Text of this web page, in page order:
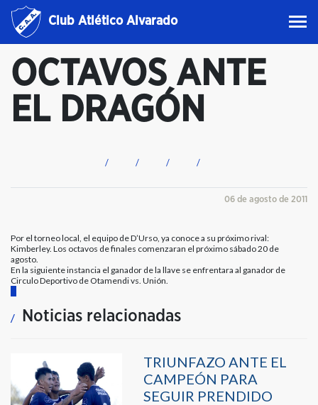
Club Atlético Alvarado
OCTAVOS ANTE
EL DRAGÓN
06 de agosto de 2011
Por el torneo local, el equipo de D’Urso, ya conoce a su próximo rival:
Kimberley. Los octavos de finales comenzaran el próximo sábado 20 de
agosto.
En la siguiente instancia el ganador de la llave se enfrentara al ganador de
Circulo Deportivo de Otamendi vs. Unión.
Noticias relacionadas
TRIUNFAZO ANTE EL
CAMPEÓN PARA
SEGUIR PRENDIDO